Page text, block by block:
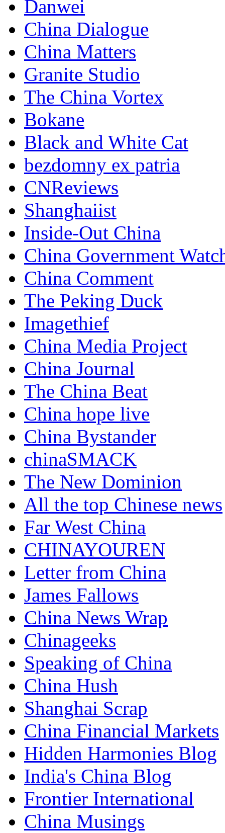
Danwei
China Dialogue
China Matters
Granite Studio
The China Vortex
Bokane
Black and White Cat
bezdomny ex patria
CNReviews
Shanghaiist
Inside-Out China
China Government
China Comment
The Peking Duck
Imagethief
China Media Project
China Journal
The China Beat
China hope live
China Bystander
chinaSMACK
The New Dominion
All the top Chinese news
Far West China
CHINAYOUREN
Letter from China
James Fallows
China News Wrap
Chinageeks
Speaking of China
China Hush
Shanghai Scrap
China Financial Markets
Hidden Harmonies Blog
India's China Blog
Frontier International
China Musings